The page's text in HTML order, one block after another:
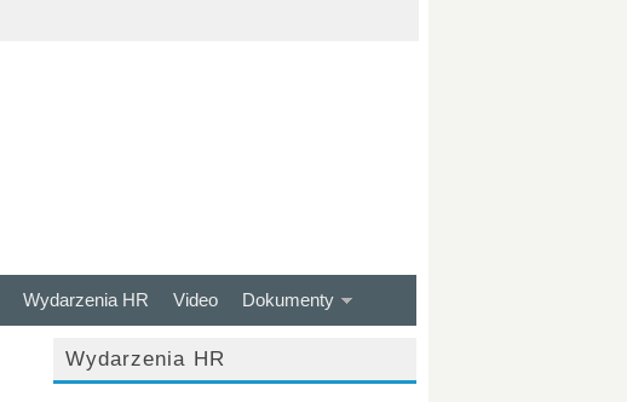
Wydarzenia HR Video Dokumenty
Wydarzenia HR